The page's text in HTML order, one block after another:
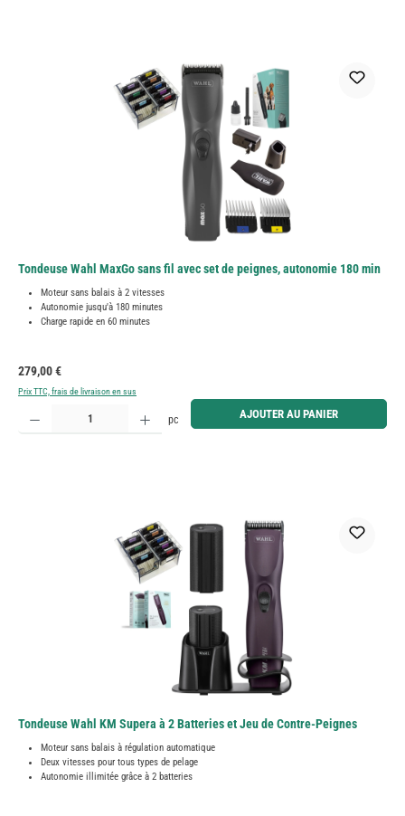
Tondeuse Wahl MaxGo sans fil avec set de peignes, autonomie 180 min
Moteur sans balais à 2 vitesses
Autonomie jusqu'à 180 minutes
Charge rapide en 60 minutes
Prix régulier :
279,00 €
Prix TTC, frais de livraison en sus
Quantité de produit : Entrez la quantité souhaitée ou utilisez les boutons pour augmenter ou
pc AJOUTER AU PANIER
Tondeuse Wahl KM Supera à 2 Batteries et Jeu de Contre-Peignes
Moteur sans balais à régulation automatique
Deux vitesses pour tous types de pelage
Autonomie illimitée grâce à 2 batteries